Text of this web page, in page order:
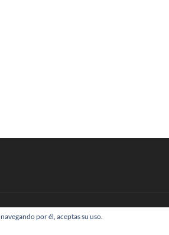
Freesia|WordPress| © Todos los derechos reservados
por él, aceptas su uso.